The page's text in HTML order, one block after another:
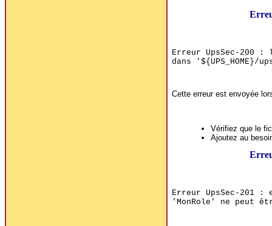
Erreur UpsSec-
dans '${UPS_HOME}/
Cette erreur est envoyée
Vérifiez que le
Ajoutez au
Erreur UpsSec-201
'MonRole' ne peut